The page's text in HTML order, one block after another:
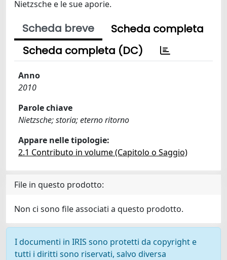
Nietzsche e le sue aporie.
Scheda breve
Scheda completa
Scheda completa (DC)
Anno
2010
Parole chiave
Nietzsche; storia; eterno ritorno
Appare nelle tipologie:
2.1 Contributo in volume (Capitolo o Saggio)
File in questo prodotto:
Non ci sono file associati a questo prodotto.
I documenti in IRIS sono protetti da copyright e
tutti i diritti sono riservati, salvo diversa